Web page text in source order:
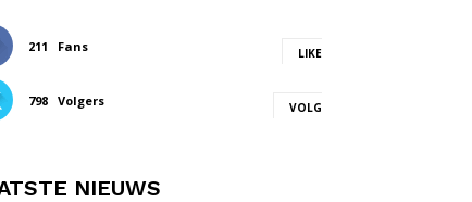
211 Fans LIKE
798 Volgers VOLG
NIEUWS